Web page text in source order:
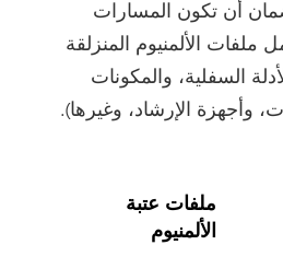
أن تكون المسارات
الألمنيوم المنزلقة
السفلية، والمكونات
وأجهزة الإرشاد، وغيرها).
ملفات عتبة
الألمنيوم